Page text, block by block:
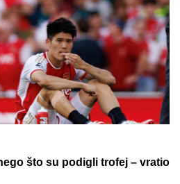
SA GASTOZOM I
NA MALDIVIMA!Evo o
reč: Trčkaraju po pesku,
tela u prvom planu (FOTO)